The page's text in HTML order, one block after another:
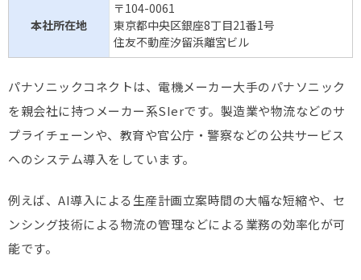
本社所在地
〒104-0061
東京都中央区銀座8丁目21番1号
住友不動産汐留浜離宮ビル
パナソニックコネクトは、電機メーカー大手のパナソニック
を親会社に持つメーカー系SIerです。製造業や物流などのサ
プライチェーンや、教育や官公庁・警察などの公共サービス
へのシステム導入をしています。
例えば、AI導入による生産計画立案時間の大幅な短縮や、セ
ンシング技術による物流の管理などによる業務の効率化が可
能です。